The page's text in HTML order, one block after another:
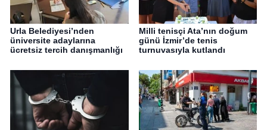
Urla Belediyesi’nden
üniversite adaylarına
ücretsiz tercih danışmanlığı
Milli tenisçi Ata’nın doğum
günü İzmir’de tenis
turnuvasıyla kutlandı